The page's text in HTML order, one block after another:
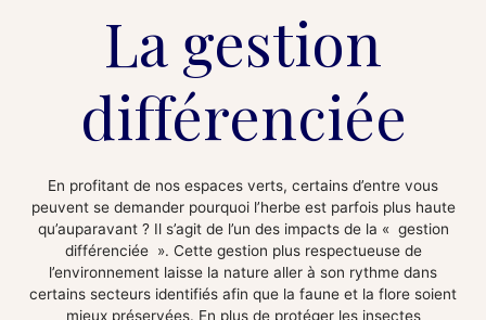
La gestion
différenciée​
En profitant de nos espaces verts, certains d’entre vous
peuvent se demander pourquoi l’herbe est parfois plus haute
qu’auparavant ? Il s’agit de l’un des impacts de la « gestion
différenciée ». Cette gestion plus respectueuse de
l’environnement laisse la nature aller à son rythme dans
certains secteurs identifiés afin que la faune et la flore soient
mieux préservées. En plus de protéger les insectes